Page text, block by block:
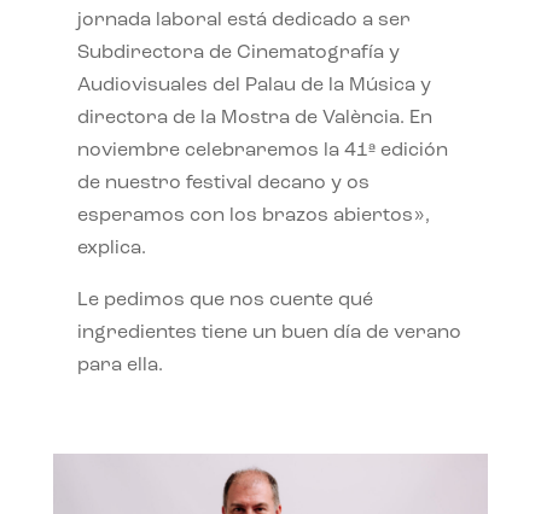
jornada laboral está dedicado a ser
Subdirectora de Cinematografía y
Audiovisuales del Palau de la Música y
directora de la Mostra de València. En
noviembre celebraremos la 41ª edición
de nuestro festival decano y os
esperamos con los brazos abiertos»,
explica.
Le pedimos que nos cuente qué
ingredientes tiene un buen día de verano
para ella.